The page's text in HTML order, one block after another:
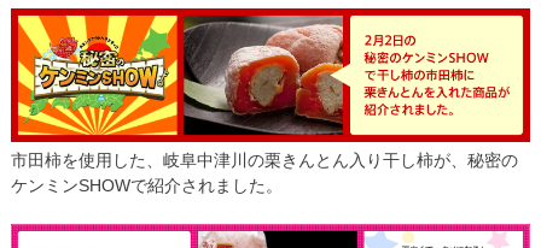
市田柿を使用した、岐阜中津川の栗きんとん入り干し柿が、秘密の
ケンミンSHOWで紹介されました。